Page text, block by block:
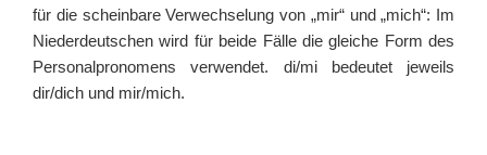
für die scheinbare Verwechselung von „mir“ und „mich“: Im
Niederdeutschen wird für beide Fälle die gleiche Form des
Personalpronomens verwendet. di/mi bedeutet jeweils
dir/dich und mir/mich.